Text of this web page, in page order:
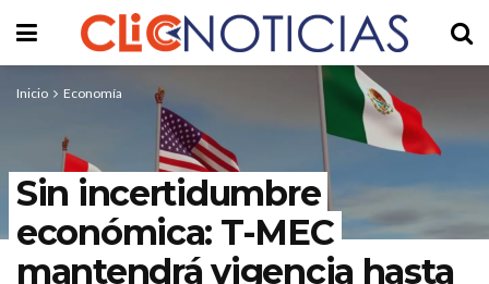
Inicio Economía
Sin incertidumbre
económica: T-MEC
mantendrá vigencia hasta